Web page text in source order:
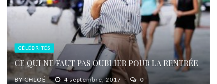
CÉLÉBRITÉS
CE QUI NE FAUT PAS OUBLIER POUR LA RENTRÉE
BYCHLOÉ 4 septembre, 2017 0